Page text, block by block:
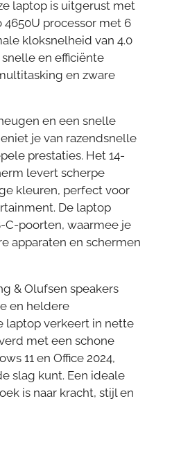
laptop is uitgerust met
4650U processor met 6
kloksnelheid van 4.0
en efficiënte
en zware
en een snelle
je van razendsnelle
prestaties. Het 14-
levert scherpe
kleuren, perfect voor
De laptop
C-poorten, waarmee je
apparaten en schermen
& Olufsen speakers
en heldere
laptop verkeert in nette
met een schone
11 en Office 2024,
slag kunt. Een ideale
is naar kracht, stijl en